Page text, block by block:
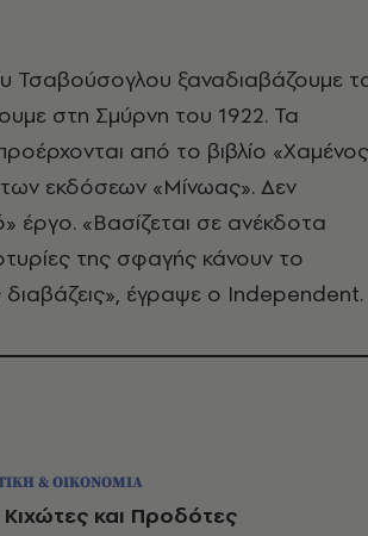
Τσαβούσογλου ξαναδιαβάζουμε
στη Σμύρνη του 1922. Τα
από το βιβλίο «Χαμένος
εκδόσεων «Μίνωας». Δεν
έργο. «Βασίζεται σε ανέκδοτα
της σφαγής κάνουν το
έγραψε ο Independent.
& ΟΙΚΟΝΟΜΙΑ
και Προδότες